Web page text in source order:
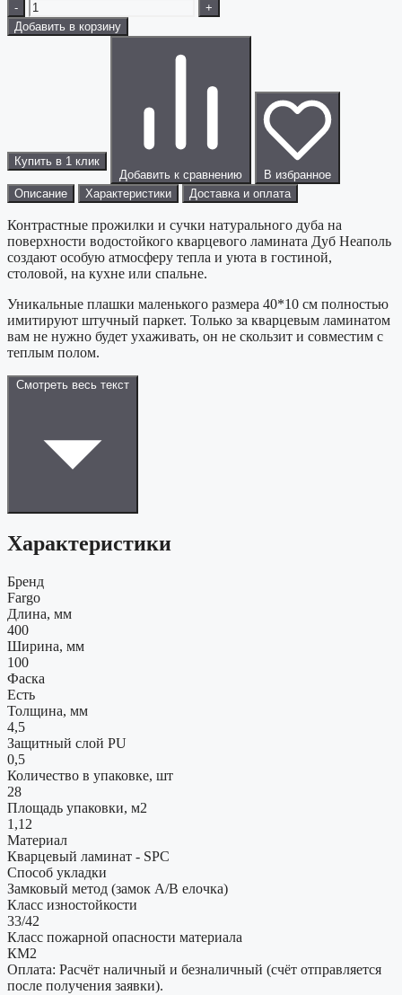
-
+
Добавить в корзину
Купить в 1 клик
Добавить к сравнению
В избранное
Описание
Характеристики Доставка и оплата
Контрастные прожилки и сучки натурального дуба на
поверхности водостойкого кварцевого ламината Дуб Неаполь
создают особую атмосферу тепла и уюта в гостиной,
столовой, на кухне или спальне.
Уникальные плашки маленького размера 40*10 см полностью
имитируют штучный паркет. Только за кварцевым ламинатом
вам не нужно будет ухаживать, он не скользит и совместим с
теплым полом.
Смотреть весь текст
Характеристики
Бренд
Fargo
Длина, мм
400
Ширина, мм
100
Фаска
Есть
Толщина, мм
4,5
Защитный слой PU
0,5
Количество в упаковке, шт
28
Площадь упаковки, м2
1,12
Материал
Кварцевый ламинат - SPC
Способ укладки
Замковый метод (замок А/В елочка)
Класс изностойкости
33/42
Класс пожарной опасности материала
КМ2
Оплата: Расчёт наличный и безналичный (счёт отправляется
после получения заявки).